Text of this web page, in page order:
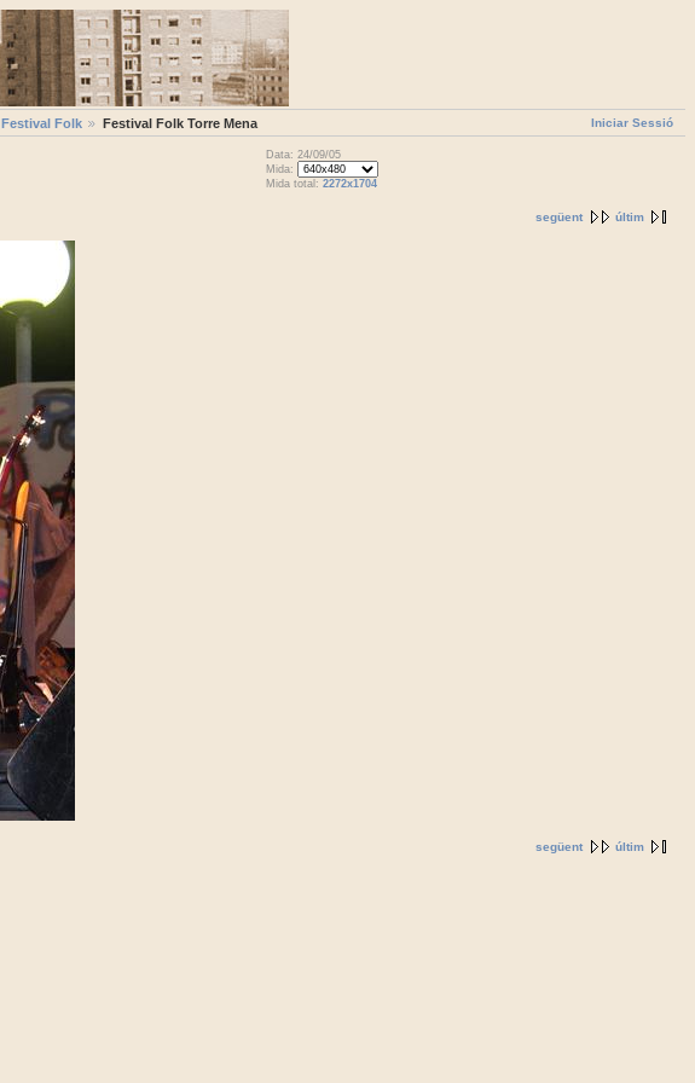
Iniciar Sessió
Festival Folk Festival Folk Torre Mena
Data: 24/09/05
Mida:
Mida total: 2272x1704
següent últim
següent últim